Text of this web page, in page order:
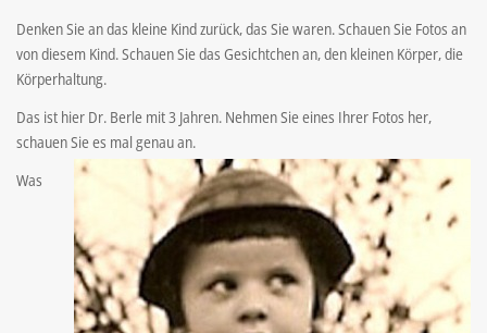
Denken Sie an das kleine Kind zurück, das Sie waren. Schauen Sie Fotos an
von diesem Kind. Schauen Sie das Gesichtchen an, den kleinen Körper, die
Körperhaltung.
Das ist hier Dr. Berle mit 3 Jahren. Nehmen Sie eines Ihrer Fotos her,
schauen Sie es mal genau an.
Was